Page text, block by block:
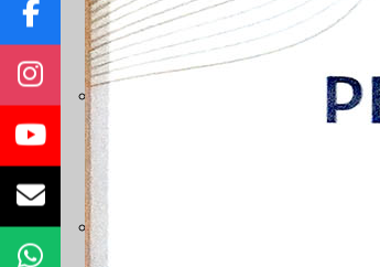
Pengajuan Upaya Hukum
Pendaftaran Surat Kuasa
Infografis E-Court
Pengembalian Sisa Panjar
Jenis Kewenangan
JDIH